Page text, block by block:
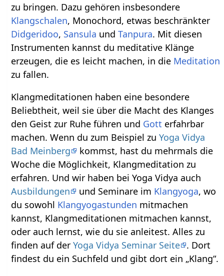
zu bringen. Dazu gehören insbesondere
Klangschalen, Monochord, etwas beschränkter
Didgeridoo, Sansula undTanpura. Mit diesen
Instrumenten kannst du meditative Klänge
erzeugen, die es leicht machen, in die Meditation
zu fallen.
Klangmeditationen haben eine besondere
Beliebtheit, weil sie über die Macht des Klanges
den Geist zur Ruhe führen und Gott erfahrbar
machen. Wenn du zum Beispiel zuYoga Vidya
Bad Meinberg
kommst, hast du mehrmals die
Woche die Möglichkeit, Klangmeditation zu
erfahren. Und wir haben bei Yoga Vidya auch
Ausbildungen
und Seminare im Klangyoga, wo
du sowohl Klangyogastunden mitmachen
kannst, Klangmeditationen mitmachen kannst,
oder auch lernst, wie du sie anleitest. Alles zu
finden auf derYoga Vidya Seminar Seite . Dort
findest du ein Suchfeld und gibt dort ein „Klang“.